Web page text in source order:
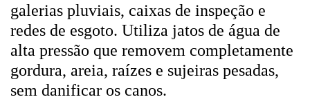
galerias pluviais, caixas de inspeção e
redes de esgoto. Utiliza jatos de água de
alta pressão que removem completamente
gordura, areia, raízes e sujeiras pesadas,
sem danificar os canos.